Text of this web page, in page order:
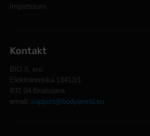
Impressum
Kontakt
BIO 5, sro
Elektrárenská 13412/1
831 04 Bratislava
email: support@bodyworld.eu